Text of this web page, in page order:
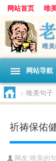
网站首页 唯
人生感悟
其
感人故事
句
网站导航
> 唯美句子
祈祷保佑
网友: 唯美的